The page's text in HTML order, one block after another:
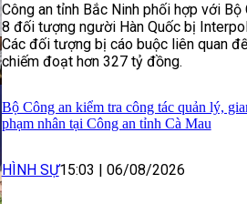
Công an tỉnh Bắc Ninh phối hợp với Bộ
8 đối tượng người Hàn Quốc bị
Các đối tượng bị cáo buộc liên quan
chiếm đoạt hơn 327 tỷ đồng.
Bộ Công an kiểm tra công tác quản lý,
phạm nhân tại Công an tỉnh Cà Mau
HÌNH SỰ15:03 | 06/08/2026